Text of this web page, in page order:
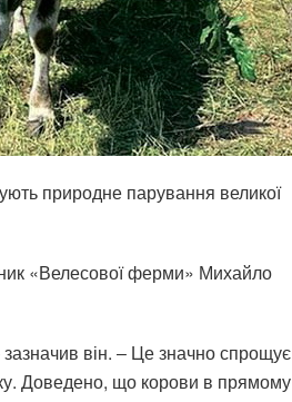
природне парування великої
«Велесової ферми» Михайло
він. ‒ Це значно спрощує
Доведено, що корови в прямому